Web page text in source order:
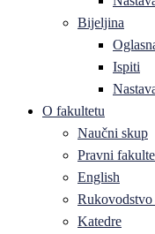
Bijeljina
Ispiti
O fakultetu
Naučni skup
Pravni
English
Rukovodstvo
Katedre